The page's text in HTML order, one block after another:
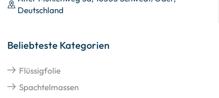
Deutschland
Beliebteste Kategorien
Flüssigfolie
Spachtelmassen